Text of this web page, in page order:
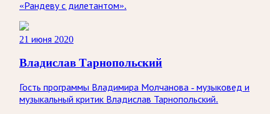
«Рандеву с дилетантом».
21 июня 2020
Владислав Тарнопольский
Гость программы Владимира Молчанова - музыковед и
музыкальный критик Владислав Тарнопольский.